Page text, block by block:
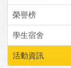
榮譽榜
學生宿舍
活動資訊